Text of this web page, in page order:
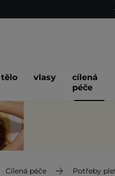
tělo vlasy
cílená
péče
Cílená péče Potřeby